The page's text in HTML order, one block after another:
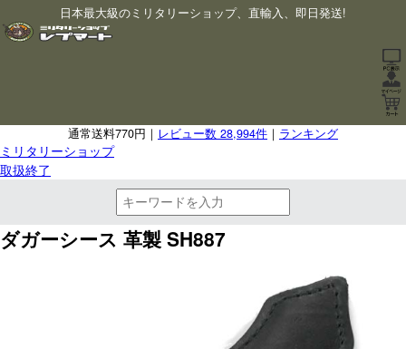
日本最大級のミリタリーショップ、直輸入、即日発送!
通常送料770円｜ レビュー数 28,994件 ｜ ランキング
ミリタリーショップ
取扱終了
ダガーシース 革製 SH887